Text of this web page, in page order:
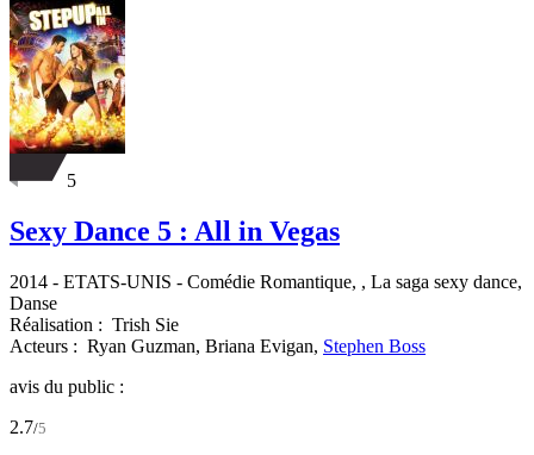
5
Sexy Dance 5 : All in Vegas
2014 - ETATS-UNIS - Comédie Romantique, , La saga sexy dance,
Danse
Réalisation : Trish Sie
Acteurs : Ryan Guzman, Briana Evigan, Stephen Boss
avis du public :
2.7/5